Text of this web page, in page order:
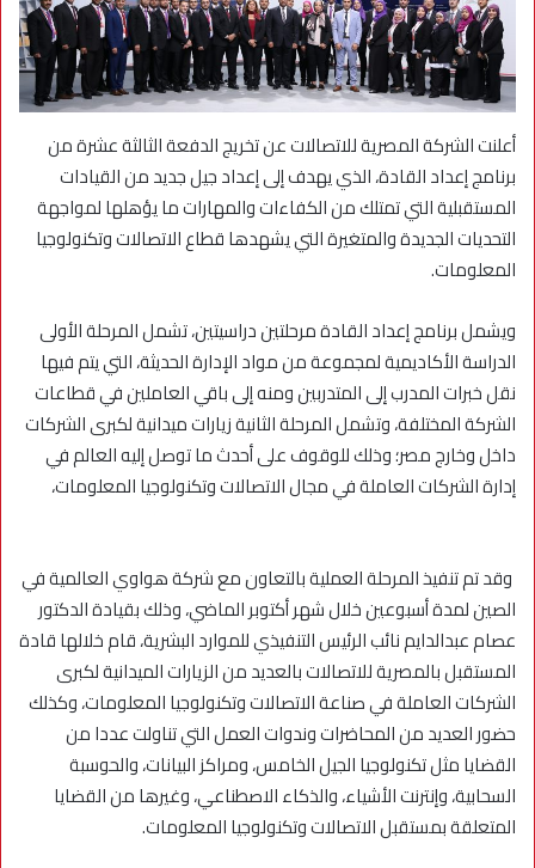
أعلنت الشركة المصرية للاتصالات عن تخريج الدفعة الثالثة عشرة من
برنامج إعداد القادة، الذي يهدف إلى إعداد جيل جديد من القيادات
المستقبلية التي تمتلك من الكفاءات والمهارات ما يؤهلها لمواجهة
التحديات الجديدة والمتغيرة التي يشهدها قطاع الاتصالات وتكنولوجيا
المعلومات.
ويشمل برنامج إعداد القادة مرحلتين دراسيتين، تشمل المرحلة الأولى
الدراسة الأكاديمية لمجموعة من مواد الإدارة الحديثة، التي يتم فيها
نقل خبرات المدرب إلى المتدربين ومنه إلى باقي العاملين في قطاعات
الشركة المختلفة، وتشمل المرحلة الثانية زيارات ميدانية لكبرى الشركات
داخل وخارج مصر؛ وذلك للوقوف على أحدث ما توصل إليه العالم في
إدارة الشركات العاملة في مجال الاتصالات وتكنولوجيا المعلومات،
وقد تم تنفيذ المرحلة العملية بالتعاون مع شركة هواوي العالمية في
الصين لمدة أسبوعين خلال شهر أكتوبر الماضي، وذلك بقيادة الدكتور
عصام عبدالدايم نائب الرئيس التنفيذي للموارد البشرية، قام خلالها قادة
المستقبل بالمصرية للاتصالات بالعديد من الزيارات الميدانية لكبرى
الشركات العاملة في صناعة الاتصالات وتكنولوجيا المعلومات، وكذلك
حضور العديد من المحاضرات وندوات العمل التي تناولت عددا من
القضايا مثل تكنولوجيا الجيل الخامس، ومراكز البيانات، والحوسبة
السحابية، وإنترنت الأشياء، والذكاء الاصطناعي، وغيرها من القضايا
المتعلقة بمستقبل الاتصالات وتكنولوجيا المعلومات.